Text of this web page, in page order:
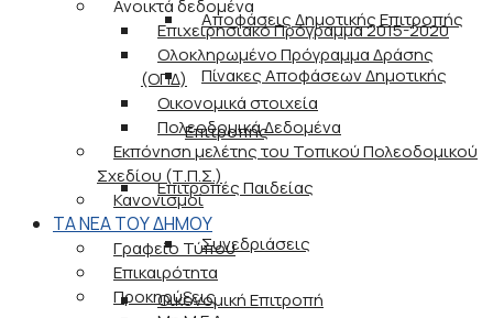
Αποφάσεις Δημοτικής Επιτροπής
Πίνακες Αποφάσεων Δημοτικής
Επιτροπής
Επιτροπές Παιδείας
Συνεδριάσεις
Οικονομική Επιτροπή
Ανοικτά δεδομένα
Επιχειρησιακό Πρόγραμμα 2015-2020
Ολοκληρωμένο Πρόγραμμα Δράσης
(ΟΠΔ)
Οικονομικά στοιχεία
Πολεοδομικά Δεδομένα
Εκπόνηση μελέτης του Τοπικού Πολεοδομικού
Σχεδίου (Τ.Π.Σ.)
Κανονισμοί
ΤΑ ΝΕΑ ΤΟΥ ΔΗΜΟΥ
Γραφείο Τύπου
Επικαιρότητα
Προκηρύξεις